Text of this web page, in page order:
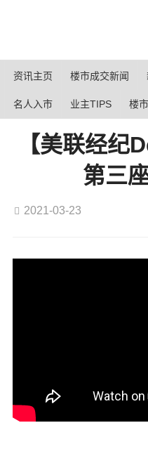
资讯主页 楼市成交新闻
名人入市 业主TIPS 楼
【美联经纪
第三
2021-03-23